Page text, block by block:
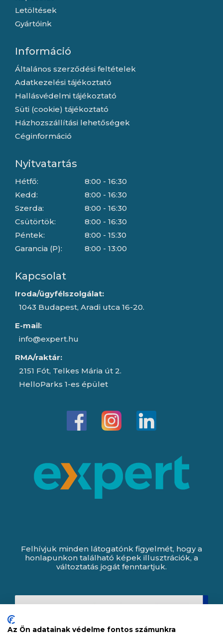
Letöltések
Gyártóink
Információ
Általános szerződési feltételek
Adatkezelési tájékoztató
Hallásvédelmi tájékoztató
Süti (cookie) tájékoztató
Házhozszállítási lehetőségek
Céginformáció
Nyitvatartás
Hétfő:
Kedd:
Szerda:
Csütörtök:
Péntek:
Garancia (P):
8:00 - 16:30
8:00 - 16:30
8:00 - 16:30
8:00 - 16:30
8:00 - 15:30
8:00 - 13:00
Kapcsolat
Iroda/ügyfélszolgálat:
1043 Budapest, Aradi utca 16-20.
E-mail:
info@expert.hu
RMA/raktár:
2151 Fót, Telkes Mária út 2.
HelloParks 1-es épület
Felhívjuk minden látogatónk figyelmét, hogy a
honlapunkon található képek illusztrációk, a
változtatás jogát fenntartjuk.
Az Ön adatainak védelme fontos számunkra